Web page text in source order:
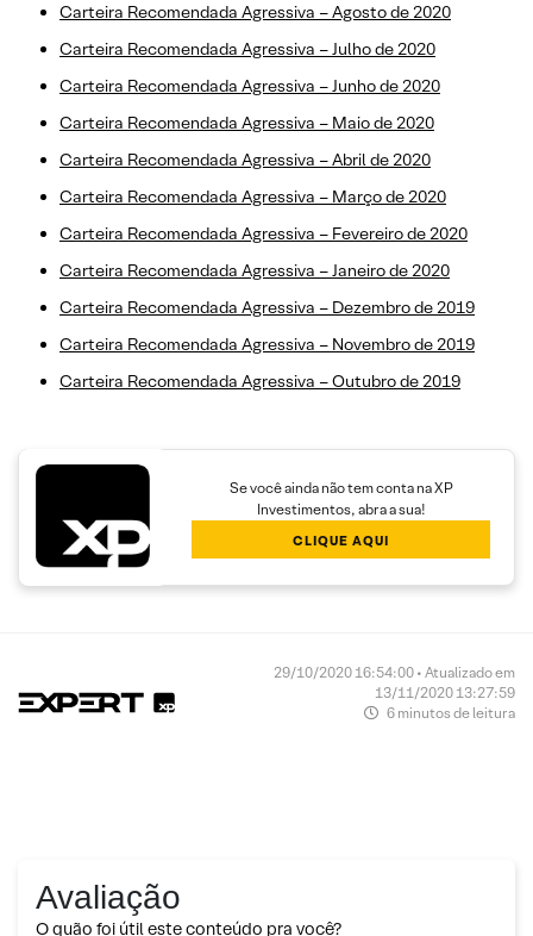
Carteira Recomendada Agressiva – Agosto de 2020
Carteira Recomendada Agressiva – Julho de 2020
Carteira Recomendada Agressiva – Junho de 2020
Carteira Recomendada Agressiva – Maio de 2020
Carteira Recomendada Agressiva – Abril de 2020
Carteira Recomendada Agressiva – Março de 2020
Carteira Recomendada Agressiva – Fevereiro de 2020
Carteira Recomendada Agressiva – Janeiro de 2020
Carteira Recomendada Agressiva – Dezembro de 2019
Carteira Recomendada Agressiva – Novembro de 2019
Carteira Recomendada Agressiva – Outubro de 2019
Se você ainda não tem conta na XP
Investimentos, abra a sua!
CLIQUE AQUI
29/10/2020 16:54:00 • Atualizado em
13/11/2020 13:27:59
6 minutos de leitura
Avaliação
O quão foi útil este conteúdo pra você?